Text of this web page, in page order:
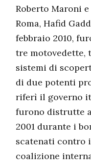
Roberto Maroni
Roma, Hafid
febbraio 2010,
tre motovedette,
sistemi di
di due potenti
riferì il governo
furono distrutte
2001 durante i
scatenati contro
coalizione